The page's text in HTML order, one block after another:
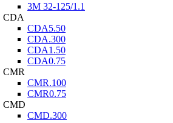
3M 32-125/1.1
CDA
CDA5.50
CDA.300
CDA1.50
CDA0.75
CMR
CMR.100
CMR0.75
CMD
CMD.300